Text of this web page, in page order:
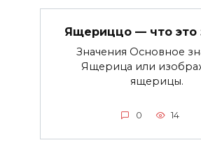
Ящериццо — что это
Значения Основное
Ящерица или
ящерицы.
0 14